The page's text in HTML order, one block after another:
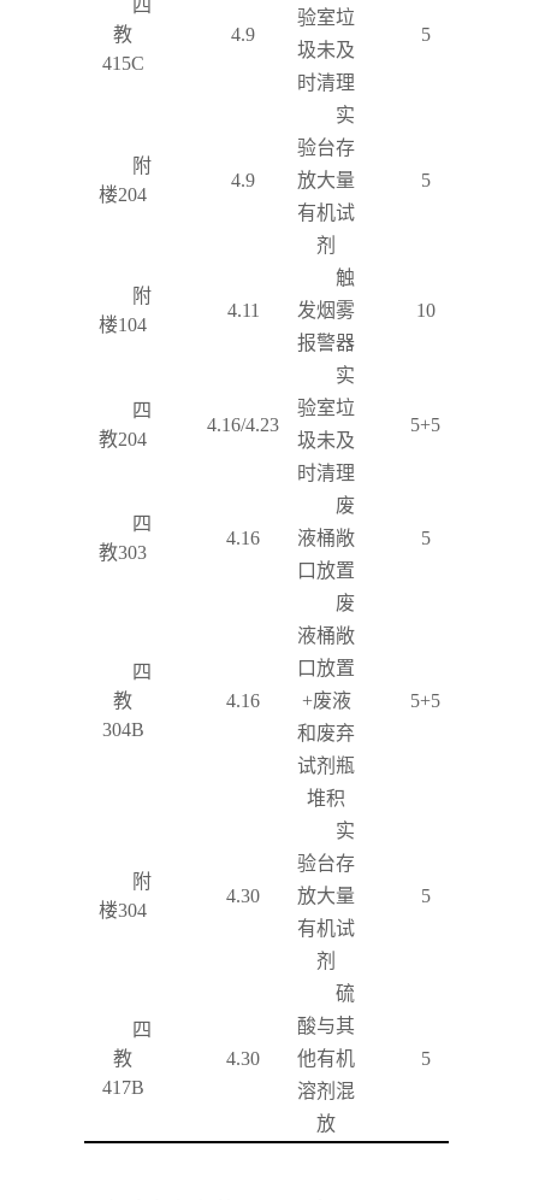
四
教
415C
4.9
验室垃
圾未及
时清理
5
附
楼204
4.9
实
验台存
放大量
有机试
剂
5
附
楼104
4.11
触
发烟雾
报警器
10
四
教204
4.16/4.23
实
验室垃
圾未及
时清理
5+5
四
教303
4.16
废
液桶敞
口放置
5
四
教
304B
4.16
废
液桶敞
口放置
+废液
和废弃
试剂瓶
堆积
5+5
附
楼304
4.30
实
验台存
放大量
有机试
剂
5
四
教
417B
4.30
硫
酸与其
他有机
溶剂混
放
5